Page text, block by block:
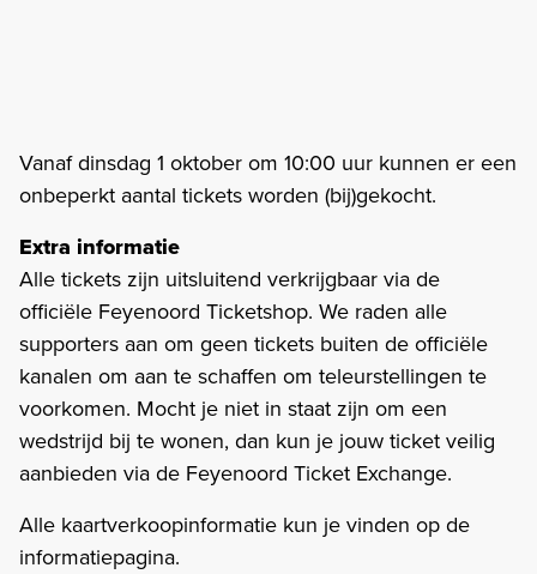
Vanaf dinsdag 1 oktober om 10:00 uur kunnen er een
onbeperkt aantal tickets worden (bij)gekocht.
Extra informatie
Alle tickets zijn uitsluitend verkrijgbaar via de
officiële Feyenoord Ticketshop. We raden alle
supporters aan om geen tickets buiten de officiële
kanalen om aan te schaffen om teleurstellingen te
voorkomen. Mocht je niet in staat zijn om een
wedstrijd bij te wonen, dan kun je jouw ticket veilig
aanbieden via de Feyenoord Ticket Exchange.
Alle kaartverkoopinformatie kun je vinden op de
informatiepagina.